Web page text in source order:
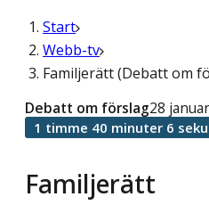
Start
Webb-tv
Familjerätt (Debatt om
Familjerätt
Debatt om förslag28
1 timme 40 minuter 6